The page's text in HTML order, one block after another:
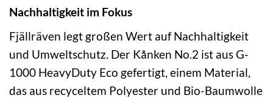
Nachhaltigkeit im Fokus
Fjällräven legt großen Wert auf Nachhaltigkeit
und Umweltschutz. Der Kånken No.2 ist aus G-
1000 HeavyDuty Eco gefertigt, einem Material,
das aus recyceltem Polyester und Bio-Baumwolle